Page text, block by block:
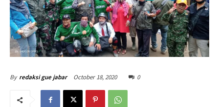
By redaksi gue jabar October 18, 2020 0